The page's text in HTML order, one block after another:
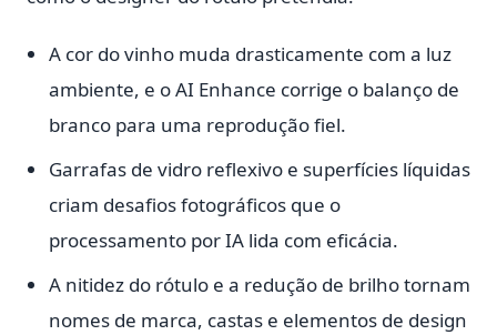
A cor do vinho muda drasticamente com a luz
ambiente, e o AI Enhance corrige o balanço de
branco para uma reprodução fiel.
Garrafas de vidro reflexivo e superfícies líquidas
criam desafios fotográficos que o
processamento por IA lida com eficácia.
A nitidez do rótulo e a redução de brilho tornam
nomes de marca, castas e elementos de design